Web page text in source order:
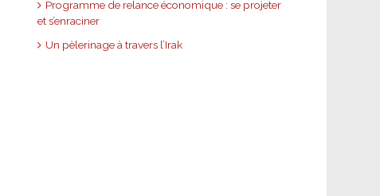
Programme de relance économique : se projeter
et s’enraciner
Un pèlerinage à travers l’Irak